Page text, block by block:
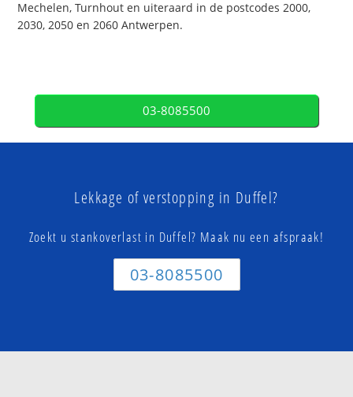
Mechelen, Turnhout en uiteraard in de postcodes 2000,
2030, 2050 en 2060 Antwerpen.
03-8085500
Lekkage of verstopping in Duffel?
Zoekt u stankoverlast in Duffel? Maak nu een afspraak!
03-8085500